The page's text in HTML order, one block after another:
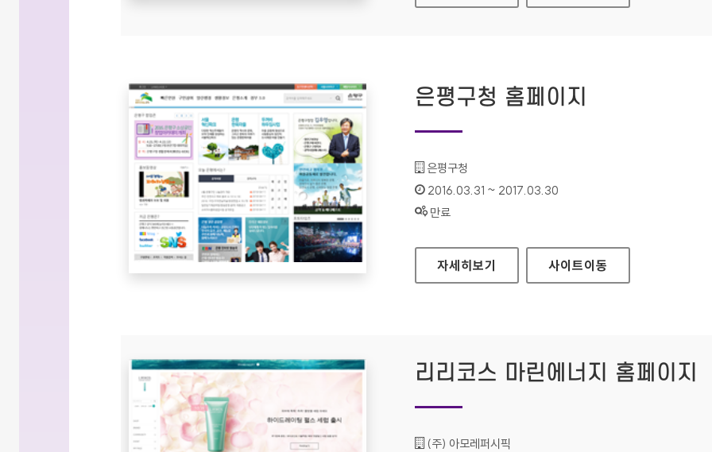
은평구청 홈페이지
기관명 :
은평구청
인증기간 :
2016.03.31 ~ 2017.03.30
상태 :
만료
은평구청 홈페이지
자세히보기 사이트이동
리리코스 마린에너지 홈페이지
기관명 :
(주) 아모레퍼시픽